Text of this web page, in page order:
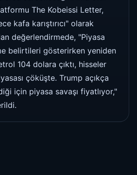
The Kobeissi Letter,
kafa karıştırıcı" olarak
değerlendirmede, "Piyasa
belirtileri gösterirken yeniden
104 dolara çıktı, hisseler
çöküşte. Trump açıkça
için piyasa savaşı fiyatlıyor,"